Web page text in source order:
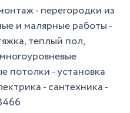
- перегородки из
и малярные работы -
теплый пол,
потолки - установка
- сантехника -